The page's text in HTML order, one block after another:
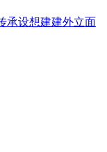
承设想建建外立面